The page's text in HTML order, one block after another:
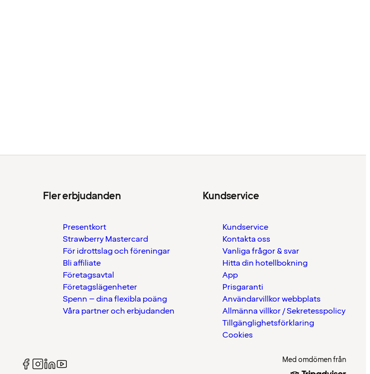
Fler erbjudanden
Presentkort
Strawberry Mastercard
För idrottslag och föreningar
Bli affiliate
Företagsavtal
Företagslägenheter
Spenn – dina flexibla poäng
Våra partner och erbjudanden
Kundservice
Kundservice
Kontakta oss
Vanliga frågor & svar
Hitta din hotellbokning
App
Prisgaranti
Användarvillkor webbplats
Allmänna villkor / Sekretesspolicy
Tillgänglighetsförklaring
Cookies
Med omdömen från